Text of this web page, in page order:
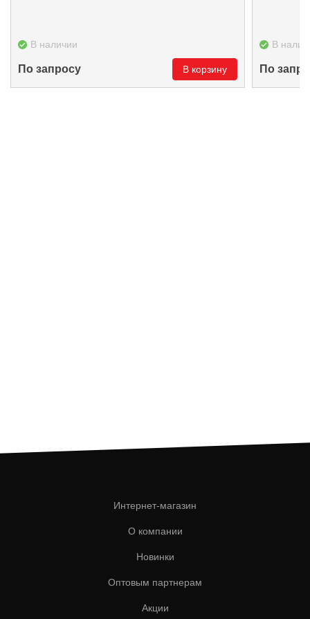
В наличии
По запросу В корзину
В
По
Интернет-магазин
О компании
Новинки
Оптовым партнерам
Акции